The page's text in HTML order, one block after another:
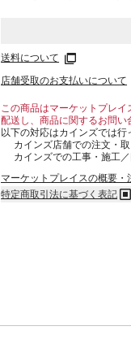
送料について
店舗受取のお支払いについて
この商品はマーケットプレイ
配送し、商品に関するお問い
以下の対応はカインズでは行
カインズ店舗での注文・
カインズでの工事・施工
マーケットプレイスの概要・
特定商取引法に基づく表記